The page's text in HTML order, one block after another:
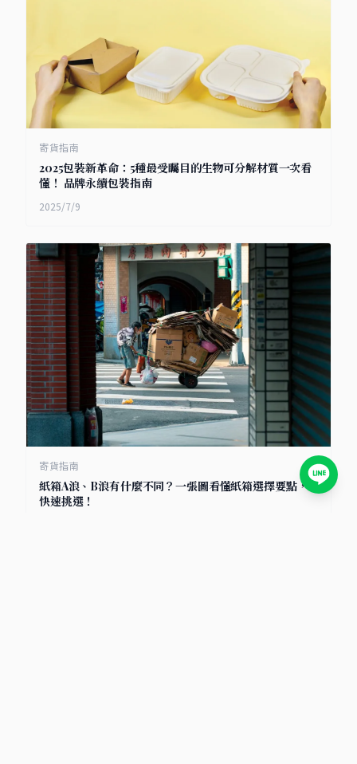
寄貨指南
2025包裝新革命：5種最受矚目的生物可分解材質一次看
懂！ 品牌永續包裝指南
2025/7/9
寄貨指南
紙箱A浪、B浪有什麼不同？一張圖看懂紙箱選擇要點，
快速挑選！